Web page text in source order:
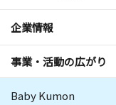
企業情報
事業・活動の広がり
Baby Kumon